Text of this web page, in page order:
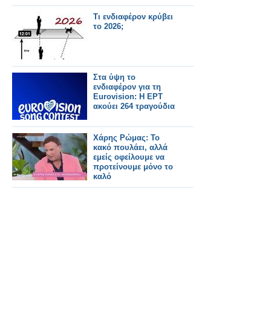
Tι ενδιαφέρον κρύβει
το 2026;
Στα ύψη το
ενδιαφέρον για τη
Eurovision: Η ΕΡΤ
ακούει 264 τραγούδια
Χάρης Ρώμας: Το
κακό πουλάει, αλλά
εμείς οφείλουμε να
προτείνουμε μόνο το
καλό